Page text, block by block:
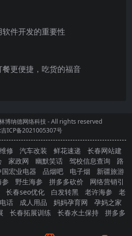
件开发的重要性
更便捷，吃货的福音
博纳德网络科技- All rights reserved
ICP备2021005307号
修 汽车改装 鲜花速递
长春网站建
家政网 幽默笑话 驾校信息查询
路
国宏业电器 品烟吧 电子烟
新疆旅游
参 野生海参 拼多多砍价
网络营销引
长春seo优化 白发转黑 老许海参
老
话 成人用品 妈妈孕育网
孕妈之家
长春拓展训练 长春水土保持
拼多多